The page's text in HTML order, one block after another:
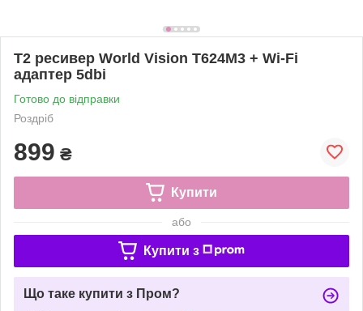
Т2 ресивер World Vision Т624М3 + Wi-Fi
адаптер 5dbi
Готово до відправки
Роздріб
899 ₴
Купити
або
Купити з
Що таке купити з Пром?